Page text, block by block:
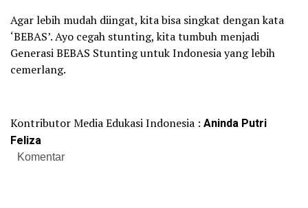
Agar lebih mudah diingat, kita bisa singkat dengan kata
‘BEBAS’. Ayo cegah stunting, kita tumbuh menjadi
Generasi BEBAS Stunting untuk Indonesia yang lebih
cemerlang.
Kontributor Media Edukasi Indonesia : Aninda Putri
Feliza
Komentar